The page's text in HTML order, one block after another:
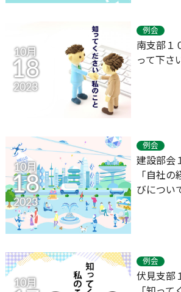
10月
18
2023
例会
南支部１
って下さ
10月
18
2023
例会
建設部会
「自社の
びについ
10月
例会
伏見支部